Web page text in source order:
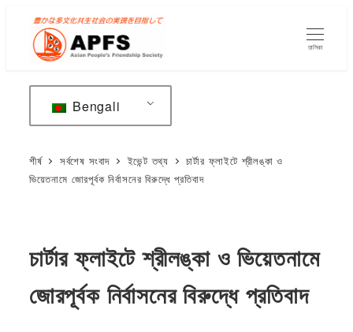
বিষয়বস্তুতে
তালিকা
Bengali
শীর্ষ সর্বশেষ সংবাদ ইভেন্ট তথ্য
চার্টার ফ্লাইটে শ্রীলঙ্কা ও
ভিয়েতনামে জোরপূর্বক নির্বাসনের বিরুদ্ধে প্রতিবাদ
চার্টার ফ্লাইটে শ্রীলঙ্কা ও ভিয়েতনামে
জোরপূর্বক নির্বাসনের বিরুদ্ধে প্রতিবাদ